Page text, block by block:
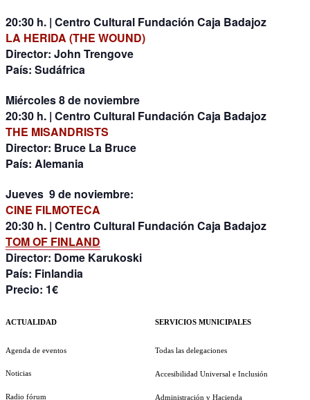
20:30 h. | Centro Cultural Fundación Caja Badajoz
LA HERIDA (THE WOUND)
Director: John Trengove
País: Sudáfrica
Miércoles 8 de noviembre
20:30 h. | Centro Cultural Fundación Caja Badajoz
THE MISANDRISTS
Director: Bruce La Bruce
País: Alemania
Jueves 9 de noviembre:
CINE FILMOTECA
20:30 h. | Centro Cultural Fundación Caja Badajoz
TOM OF FINLAND
Director: Dome Karukoski
País: Finlandia
Precio: 1€
ACTUALIDAD
Agenda de eventos
Noticias
Radio fórum
SERVICIOS MUNICIPALES
Todas las delegaciones
Accesibilidad Universal e Inclusión
Administración y Hacienda